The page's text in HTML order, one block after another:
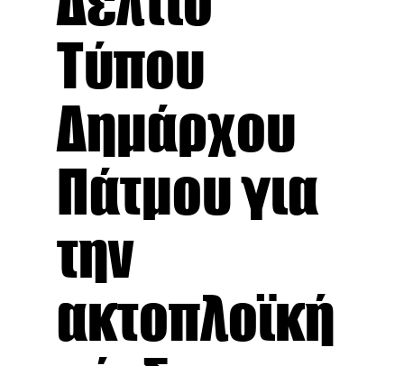
Τύπου
Δημάρχου
Πάτμου για
την
ακτοπλοϊκή